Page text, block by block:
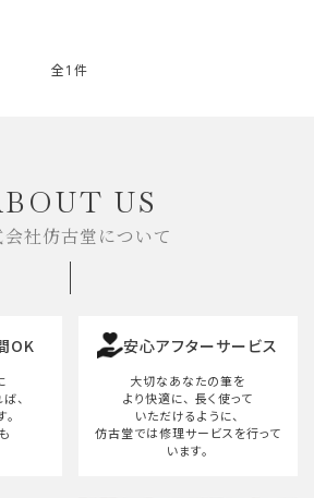
全1件
検索する
US
会社仿古堂について
OK
、
安心アフターサービス
大切なあなたの筆を
より快適に、 長く使って
いただけるように、
仿古堂では修理サービスを行って
います。